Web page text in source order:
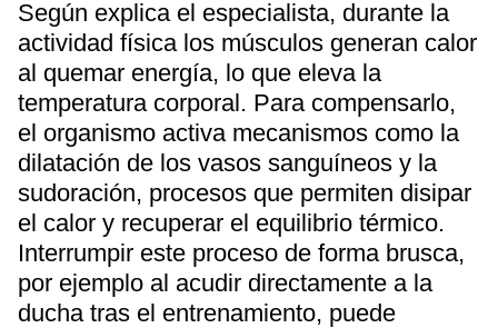
Según explica el especialista, durante la
actividad física los músculos generan calor
al quemar energía, lo que eleva la
temperatura corporal. Para compensarlo,
el organismo activa mecanismos como la
dilatación de los vasos sanguíneos y la
sudoración, procesos que permiten disipar
el calor y recuperar el equilibrio térmico.
Interrumpir este proceso de forma brusca,
por ejemplo al acudir directamente a la
ducha tras el entrenamiento, puede